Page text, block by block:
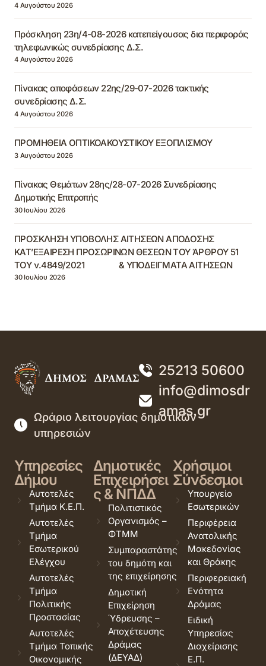
4 Αυγούστου 2026
Πρόσκληση 23η/4-08-2026 κατεπείγουσας δια περιφοράς
τηλεφωνικώς συνεδρίασης Δ.Σ.
4 Αυγούστου 2026
Πίνακας αποφάσεων 22ης/29-07-2026 τακτικής
συνεδρίασης Δ.Σ.
4 Αυγούστου 2026
ΠΡΟΜΗΘΕΙΑ ΟΠΤΙΚΟΑΚΟΥΣΤΙΚΟΥ ΕΞΟΠΛΙΣΜΟΥ
3 Αυγούστου 2026
Πίνακας Θεμάτων 28ης/28-07-2026 Συνεδρίασης
Δημοτικής Επιτροπής
30 Ιουλίου 2026
ΠΡΟΣΚΛΗΣΗ ΥΠΟΒΟΛΗΣ ΑΙΤΗΣΕΩΝ ΑΠΟΔΟΣΗΣ
ΚΑΤ’ΕΞΑΙΡΕΣΗ ΠΡΟΣΩΡΙΝΩΝ ΘΕΣΕΩΝ ΤΟΥ ΆΡΘΡΟΥ 51
ΤΟΥ ν.4849/2021 & ΥΠΟΔΕΙΓΜΑΤΑ ΑΙΤΗΣΕΩΝ
30 Ιουλίου 2026
25213 50600
info@dimosdr
amas.gr
Ωράριο λειτουργίας δημοτικών
υπηρεσιών
Υπηρεσίες
Δήμου
Αυτοτελές
Τμήμα Κ.Ε.Π.
Αυτοτελές
Τμήμα
Εσωτερικού
Ελέγχου
Αυτοτελές
Τμήμα
Πολιτικής
Προστασίας
Αυτοτελές
Τμήμα Τοπικής
Οικονομικής
Δημοτικές
Επιχειρήσει
ς & ΝΠΔΔ
Πολιτιστικός
Οργανισμός –
ΦΤΜΜ
Συμπαραστάτης
του δημότη και
της επιχείρησης
Δημοτική
Επιχείρηση
Ύδρευσης –
Αποχέτευσης
Δράμας
(ΔΕΥΑΔ)
Χρήσιμοι
Σύνδεσμοι
Υπουργείο
Εσωτερικών
Περιφέρεια
Ανατολικής
Μακεδονίας
και Θράκης
Περιφερειακή
Ενότητα
Δράμας
Ειδική
Υπηρεσίας
Διαχείρισης
Ε.Π.